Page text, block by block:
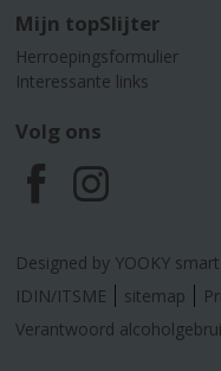
Mijn topSlijter
Herroepingsformulier
Interessante links
Volg ons
F
a
c
I
n
s
Designed by YOOKY
IDIN/ITSME
sitemap
Verantwoord